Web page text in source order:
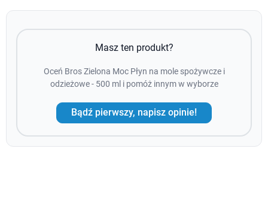
Masz ten produkt?
Oceń Bros Zielona Moc Płyn na mole spożywcze i
odzieżowe - 500 ml i pomóż innym w wyborze
Bądź pierwszy, napisz opinie!